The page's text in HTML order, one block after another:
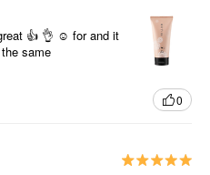
👍 👌 ☺️ for and it
same
0